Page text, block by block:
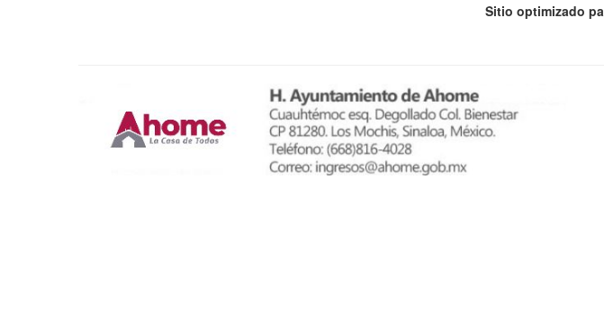
Sitio optimizado